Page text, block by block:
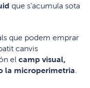
que s’acumula sota
que podem emprar
canvis
el camp visual,
la microperimetria